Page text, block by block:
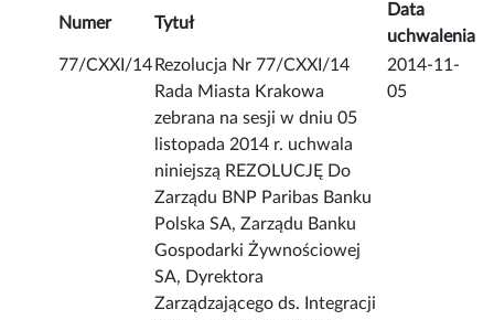
Numer Tytuł
Data
uchwalenia
77/CXXI/14 Rezolucja Nr 77/CXXI/14
Rada Miasta Krakowa
zebrana na sesji w dniu 05
listopada 2014 r. uchwala
niniejszą REZOLUCJĘ Do
Zarządu BNP Paribas Banku
Polska SA, Zarządu Banku
Gospodarki Żywnościowej
SA, Dyrektora
Zarządzającego ds. Integracji
2014-11-
05